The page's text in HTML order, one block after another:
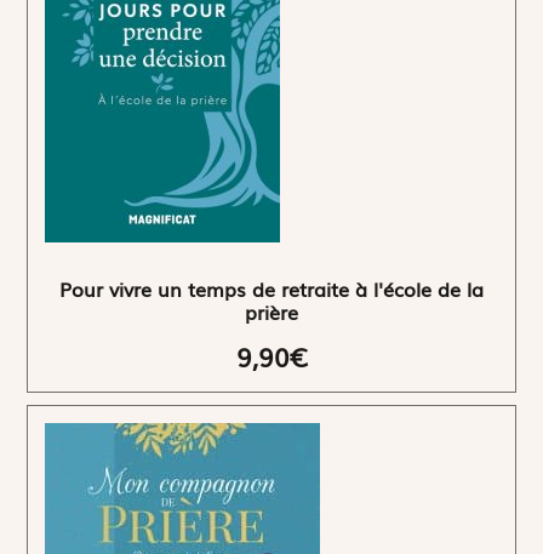
Pour vivre un temps de retraite à l'école de la
prière
9,90€